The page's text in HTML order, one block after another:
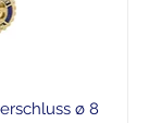
ø 8